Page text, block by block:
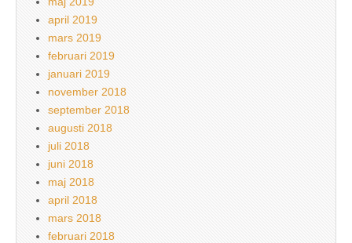
april 2019
mars 2019
februari 2019
januari 2019
november 2018
september 2018
augusti 2018
juli 2018
juni 2018
maj 2018
april 2018
mars 2018
februari 2018